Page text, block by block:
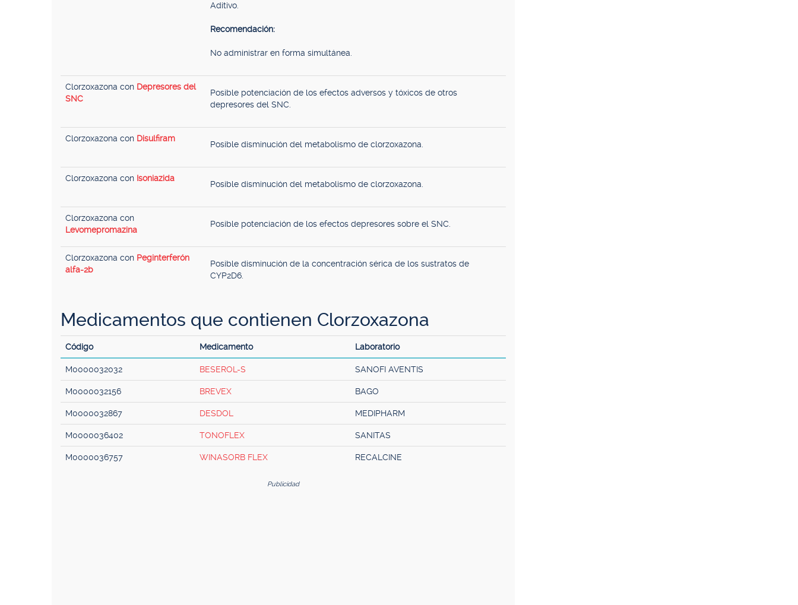
Aditivo.
Recomendación:
No administrar en forma simultánea.
Clorzoxazona con Depresores del
SNC
Posible potenciación de los efectos adversos y tóxicos de otros
depresores del SNC.
Clorzoxazona con Disulfiram
Posible disminución del metabolismo de clorzoxazona.
Clorzoxazona con Isoniazida
Posible disminución del metabolismo de clorzoxazona.
Clorzoxazona con
Levomepromazina
Posible potenciación de los efectos depresores sobre el SNC.
Clorzoxazona con Peginterferón
alfa-2b
Posible disminución de la concentración sérica de los sustratos de
CYP2D6.
Medicamentos que contienen Clorzoxazona
Código Medicamento Laboratorio
M0000032032 BESEROL-S SANOFI AVENTIS
M0000032156 BREVEX BAGO
M0000032867 DESDOL MEDIPHARM
M0000036402 TONOFLEX SANITAS
M0000036757 WINASORB FLEX RECALCINE
Publicidad